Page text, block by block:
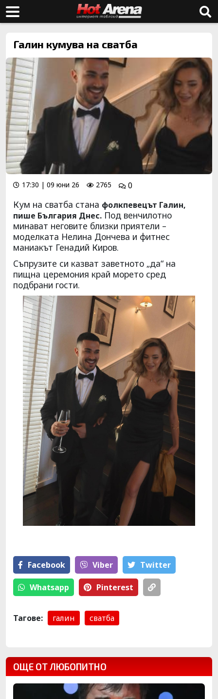
Галин кумува на сватба
17:30 | 09 юни 26 2765 0
Кум на сватба стана фолкпевецът Галин,
пише България Днес. Под венчилотно
минават неговите близки приятели –
моделката Нелина Дончева и фитнес
маниакът Генадий Киров.
Съпрузите си казват заветното „да“ на
пищна церемония край морето сред
подбрани гости.
Facebook Viber Тwitter
Whatsapp Pinterest
Тагове: галин сватба
ОЩЕ ОТ ЛЮБОПИТНО